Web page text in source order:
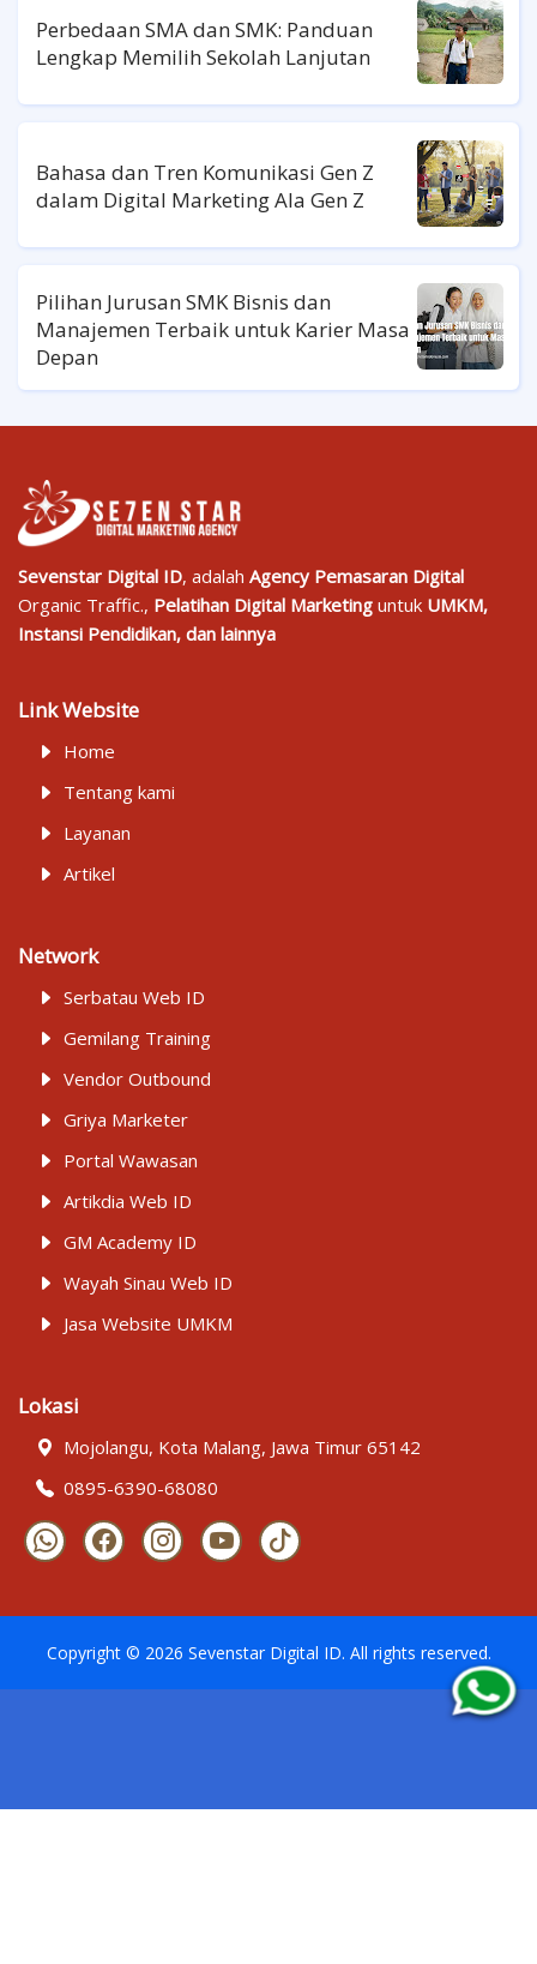
Perbedaan SMA dan SMK: Panduan
Lengkap Memilih Sekolah Lanjutan
Bahasa dan Tren Komunikasi Gen Z
dalam Digital Marketing Ala Gen Z
Pilihan Jurusan SMK Bisnis dan
Manajemen Terbaik untuk Karier Masa
Depan
Sevenstar Digital ID, adalah Agency Pemasaran Digital
Organic Traffic., Pelatihan Digital Marketing untuk UMKM,
Instansi Pendidikan, dan lainnya
Link Website
Home
Tentang kami
Layanan
Artikel
Network
Serbatau Web ID
Gemilang Training
Vendor Outbound
Griya Marketer
Portal Wawasan
Artikdia Web ID
GM Academy ID
Wayah Sinau Web ID
Jasa Website UMKM
Lokasi
Mojolangu, Kota Malang, Jawa Timur 65142
0895-6390-68080
Copyright © 2026 Sevenstar Digital ID. All rights reserved.